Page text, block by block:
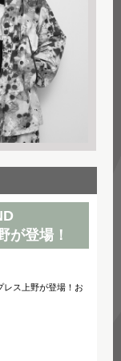
が登場！
レス上野が登場！お